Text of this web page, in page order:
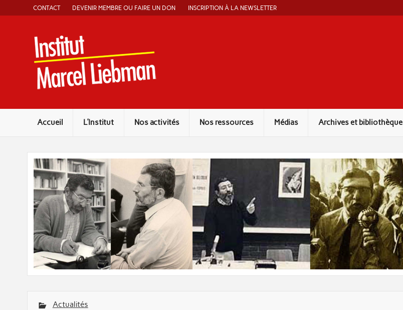
content
CONTACT DEVENIR MEMBRE OU FAIRE UN DON INSCRIPTION À LA NEWSLETTER
Accueil L’Institut Nos activités Nos ressources Médias Archives et bibliothèque
Actualités